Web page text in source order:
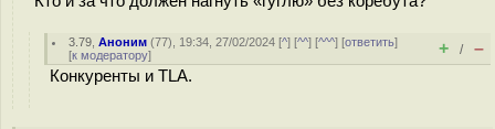
3.79 ,Аноним (77), 19:34, 27/02/2024 [^] [^^] [^^^] [ответить]
[к модератору] + / –
Конкуренты и TLA.